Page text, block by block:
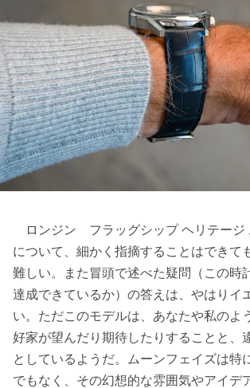
ロンジン フラッグシップ ヘリテージ
について、細かく指摘することはできて
難しい。また冒頭で述べた疑問（この時
達成できているか）の答えは、やはりイ
い。ただこのモデルは、あなたや私のよ
好家が望んだり期待したりすることと、
としているようだ。ムーンフェイズは特
でもなく、その幻想的な雰囲気やアイデ